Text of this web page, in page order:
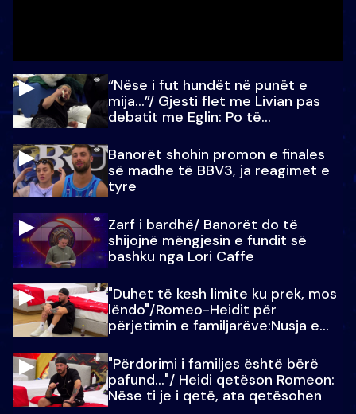
“Nëse i fut hundët në punët e
mija…”/ Gjesti flet me Livian pas
debatit me Eglin: Po të
Banorët shohin promon e finales
së madhe të BBV3, ja reagimet e
tyre
Zarf i bardhë/ Banorët do të
shijojnë mëngjesin e fundit së
bashku nga Lori Caffe
"Duhet të kesh limite ku prek, mos
lëndo"/Romeo-Heidit për
përjetimin e familjarëve:Nusja e
"Përdorimi i familjes është bërë
pafund…"/ Heidi qetëson Romeon:
Nëse ti je i qetë, ata qetësohen